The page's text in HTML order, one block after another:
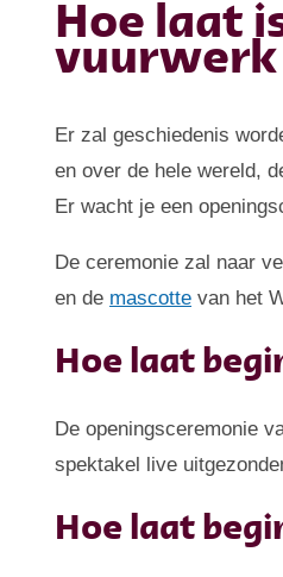
Hoe laat
vuurwerk
Er zal geschiedenis
en over de hele wereld,
Er wacht je een
De ceremonie zal naar
en de mascotte van het
Hoe laat
De openingsceremonie
spektakel live
Hoe laat